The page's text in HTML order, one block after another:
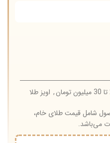
, اویز طلا
شامل قیمت طلای خام،
می‌باشد.